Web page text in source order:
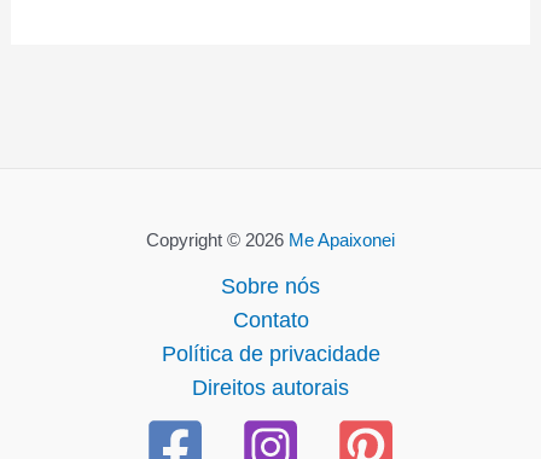
Copyright © 2026 Me Apaixonei
Sobre nós
Contato
Política de privacidade
Direitos autorais